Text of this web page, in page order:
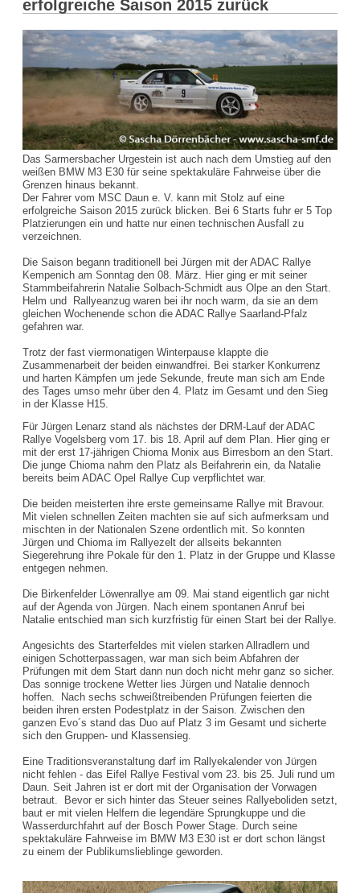
erfolgreiche Saison 2015 zurück
Das Sarmersbacher Urgestein ist auch nach dem Umstieg auf den
weißen BMW M3 E30 für seine spektakuläre Fahrweise über die
Grenzen hinaus bekannt.
Der Fahrer vom MSC Daun e. V. kann mit Stolz auf eine
erfolgreiche Saison 2015 zurück blicken. Bei 6 Starts fuhr er 5 Top
Platzierungen ein und hatte nur einen technischen Ausfall zu
verzeichnen.
Die Saison begann traditionell bei Jürgen mit der ADAC Rallye
Kempenich am Sonntag den 08. März. Hier ging er mit seiner
Stammbeifahrerin Natalie Solbach-Schmidt aus Olpe an den Start.
Helm und Rallyeanzug waren bei ihr noch warm, da sie an dem
gleichen Wochenende schon die ADAC Rallye Saarland-Pfalz
gefahren war.
Trotz der fast viermonatigen Winterpause klappte die
Zusammenarbeit der beiden einwandfrei. Bei starker Konkurrenz
und harten Kämpfen um jede Sekunde, freute man sich am Ende
des Tages umso mehr über den 4. Platz im Gesamt und den Sieg
in der Klasse H15.
Für Jürgen Lenarz stand als nächstes der DRM-Lauf der ADAC
Rallye Vogelsberg vom 17. bis 18. April auf dem Plan. Hier ging er
mit der erst 17-jährigen Chioma Monix aus Birresborn an den Start.
Die junge Chioma nahm den Platz als Beifahrerin ein, da Natalie
bereits beim ADAC Opel Rallye Cup verpflichtet war.
Die beiden meisterten ihre erste gemeinsame Rallye mit Bravour.
Mit vielen schnellen Zeiten machten sie auf sich aufmerksam und
mischten in der Nationalen Szene ordentlich mit. So konnten
Jürgen und Chioma im Rallyezelt der allseits bekannten
Siegerehrung ihre Pokale für den 1. Platz in der Gruppe und Klasse
entgegen nehmen.
Die Birkenfelder Löwenrallye am 09. Mai stand eigentlich gar nicht
auf der Agenda von Jürgen. Nach einem spontanen Anruf bei
Natalie entschied man sich kurzfristig für einen Start bei der Rallye.
Angesichts des Starterfeldes mit vielen starken Allradlern und
einigen Schotterpassagen, war man sich beim Abfahren der
Prüfungen mit dem Start dann nun doch nicht mehr ganz so sicher.
Das sonnige trockene Wetter lies Jürgen und Natalie dennoch
hoffen. Nach sechs schweißtreibenden Prüfungen feierten die
beiden ihren ersten Podestplatz in der Saison. Zwischen den
ganzen Evo´s stand das Duo auf Platz 3 im Gesamt und sicherte
sich den Gruppen- und Klassensieg.
Eine Traditionsveranstaltung darf im Rallyekalender von Jürgen
nicht fehlen - das Eifel Rallye Festival vom 23. bis 25. Juli rund um
Daun. Seit Jahren ist er dort mit der Organisation der Vorwagen
betraut. Bevor er sich hinter das Steuer seines Rallyeboliden setzt,
baut er mit vielen Helfern die legendäre Sprungkuppe und die
Wasserdurchfahrt auf der Bosch Power Stage. Durch seine
spektakuläre Fahrweise im BMW M3 E30 ist er dort schon längst
zu einem der Publikumslieblinge geworden.